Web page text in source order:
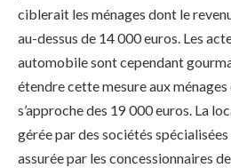
ciblerait les ménages dont le
au-dessus de 14 000 euros. Les
automobile sont cependant
étendre cette mesure aux
s’approche des 19 000 euros. La
gérée par des sociétés
assurée par les concessionnaires